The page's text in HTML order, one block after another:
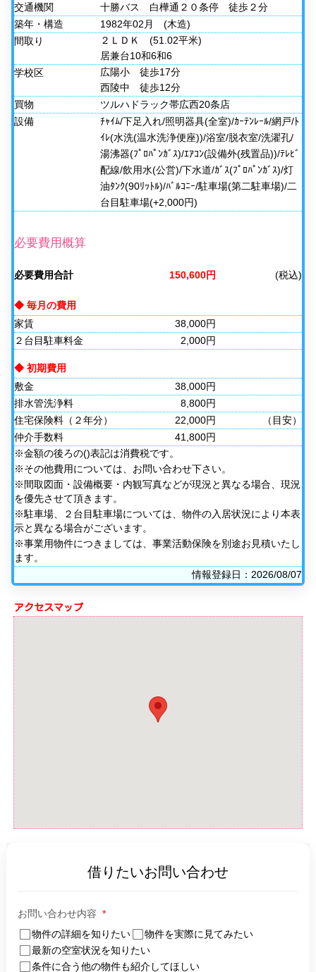
交通機関
十勝バス 白樺通２０条停 徒歩２分
築年・構造
1982年02月
(木造)
間取り
２ＬＤＫ
(51.02平米)
居兼台10和6和6
学校区
広陽小 徒歩17分
西陵中 徒歩12分
買物
ツルハドラック帯広西20条店
設備
ﾁｬｲﾑ/下足入れ/照明器具(全室)/ｶｰﾃﾝﾚｰﾙ/網戸/ﾄ
ｲﾚ(水洗(温水洗浄便座))/浴室/脱衣室/洗濯孔/
湯沸器(ﾌﾟﾛﾊﾟﾝｶﾞｽ)/ｴｱｺﾝ(設備外(残置品))/ﾃﾚﾋﾞ
配線/飲用水(公営)/下水道/ｶﾞｽ(ﾌﾟﾛﾊﾟﾝｶﾞｽ)/灯
油ﾀﾝｸ(90ﾘｯﾄﾙ)/ﾊﾞﾙｺﾆｰ/駐車場(第二駐車場)/二
台目駐車場(+2,000円)
必要費用概算
必要費用合計 150,600円 (税込)
◆ 毎月の費用
家賃
38,000円
２台目駐車料金
2,000円
◆ 初期費用
敷金
38,000円
排水管洗浄料
8,800円
住宅保険料（２年分）
22,000円
（目安）
仲介手数料
41,800円
※金額の後ろの()表記は消費税です。
※その他費用については、お問い合わせ下さい。
※間取図面・設備概要・内観写真などが現況と異なる場合、現況
を優先させて頂きます。
※駐車場、２台目駐車場については、物件の入居状況により本表
示と異なる場合がございます。
※事業用物件につきましては、事業活動保険を別途お見積いたし
ます。
情報登録日：2026/08/07
アクセスマップ
借りたいお問い合わせ
お問い合わせ内容 *
物件の詳細を知りたい
物件を実際に見てみたい
最新の空室状況を知りたい
条件に合う他の物件も紹介してほしい